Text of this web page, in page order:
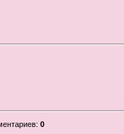
: 0